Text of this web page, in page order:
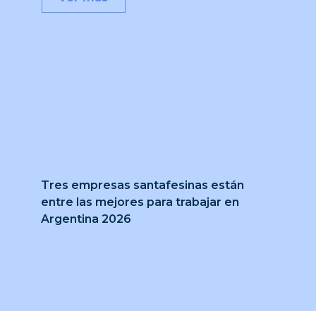
Tres empresas santafesinas están
entre las mejores para trabajar en
Argentina 2026